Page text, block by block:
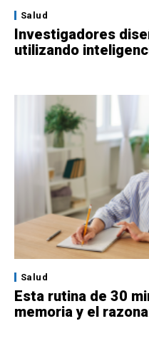
Salud
Investigadores
utilizando
Salud
Esta rutina de 30
memoria y el